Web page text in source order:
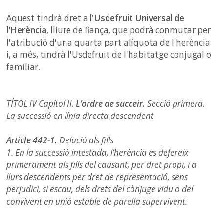
Aquest tindrà dret a l'Usdefruit Universal de
l'Herència, lliure de fiança, que podrà conmutar per
l'atribució d'una quarta part alíquota de l'herència
i, a més, tindrà l'Usdefruit de l'habitatge conjugal o
familiar.
TÍTOL IVCapítol II.L’ordre de succeir. Secció primera.
La successió en línia directa descendent
Article 442-1. Delació als fills
1. En la successió intestada, l’herència es defereix
primerament als fills del causant, per dret propi, i a
llurs descendents per dret de representació, sens
perjudici, si escau, dels drets del cònjuge vidu o del
convivent en unió estable de parella supervivent.